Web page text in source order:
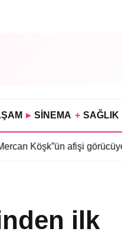
▸ SİNEMA + SAĞLIK
afişi görücüye çıktı•
ilk